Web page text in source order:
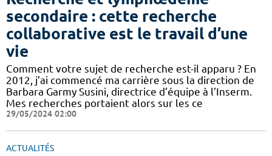
secondaire : cette recherche
collaborative est le travail d’une
vie
Comment votre sujet de recherche est-il apparu ? En
2012, j’ai commencé ma carrière sous la direction de
Barbara Garmy Susini, directrice d’équipe à l’Inserm.
Mes recherches portaient alors sur les ce
29/05/2024 02:00
ACTUALITÉS